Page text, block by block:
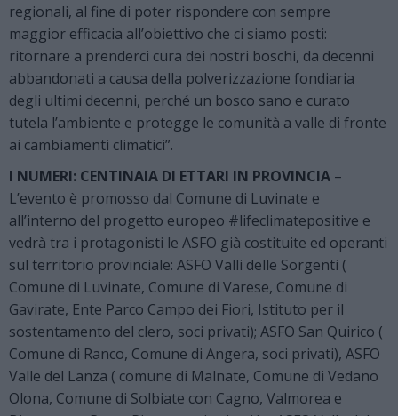
regionali, al fine di poter rispondere con sempre
maggior efficacia all’obiettivo che ci siamo posti:
ritornare a prenderci cura dei nostri boschi, da decenni
abbandonati a causa della polverizzazione fondiaria
degli ultimi decenni, perché un bosco sano e curato
tutela l’ambiente e protegge le comunità a valle di fronte
ai cambiamenti climatici”.
I NUMERI: CENTINAIA DI ETTARI IN PROVINCIA –
L’evento è promosso dal Comune di Luvinate e
all’interno del progetto europeo #lifeclimatepositive e
vedrà tra i protagonisti le ASFO già costituite ed operanti
sul territorio provinciale: ASFO Valli delle Sorgenti (
Comune di Luvinate, Comune di Varese, Comune di
Gavirate, Ente Parco Campo dei Fiori, Istituto per il
sostentamento del clero, soci privati); ASFO San Quirico (
Comune di Ranco, Comune di Angera, soci privati), ASFO
Valle del Lanza ( comune di Malnate, Comune di Vedano
Olona, Comune di Solbiate con Cagno, Valmorea e